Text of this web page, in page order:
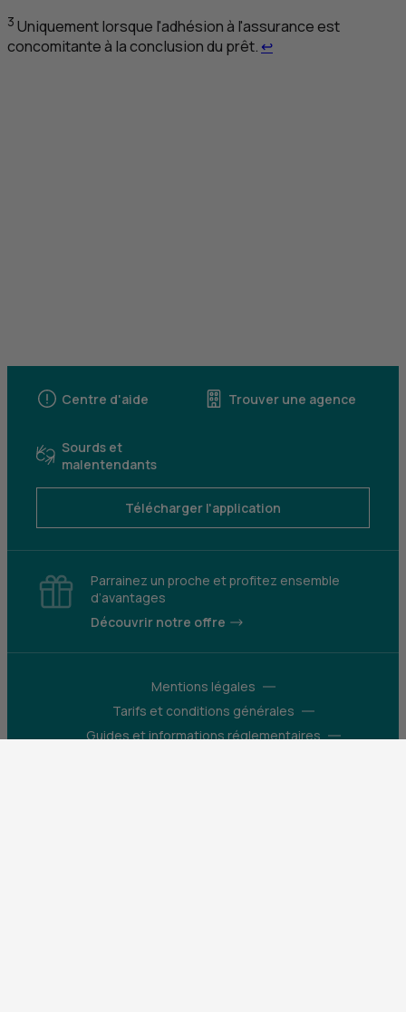
3 Uniquement lorsque l'adhésion à l'assurance est
concomitante à la conclusion du prêt. ↩Retour au renvoi 3
Centre d'aide Trouver une agence
Sourds et
malentendants
Télécharger l'application
Parrainez un proche et profitez ensemble
d’avantages
Découvrir notre offre
Mentions légales
Tarifs et conditions générales
Guides et informations réglementaires